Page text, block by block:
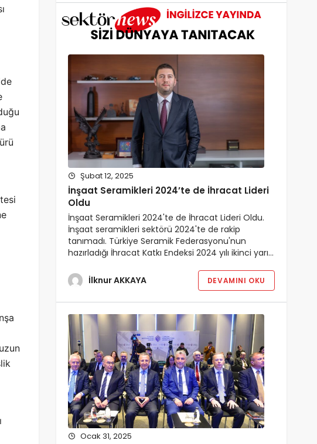
Şubat 12, 2025
İnşaat Seramikleri 2024’te de İhracat Lideri
Oldu
İnşaat Seramikleri 2024'te de İhracat Lideri Oldu.
İnşaat seramikleri sektörü 2024'te de rakip
tanımadı. Türkiye Seramik Federasyonu'nun
hazırladığı İhracat Katkı Endeksi 2024 yılı ikinci yarı…
İlknur AKKAYA DEVAMINI OKU
Ocak 31, 2025